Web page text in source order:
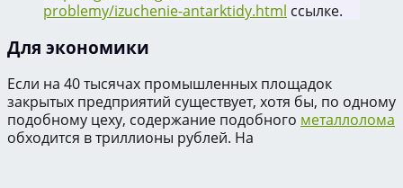
problemy/izuchenie-antarktidy.html ссылке.
Для экономики
Если на 40 тысячах промышленных площадок
закрытых предприятий существует, хотя бы, по одному
подобному цеху, содержание подобного металлолома
обходится в триллионы рублей. На